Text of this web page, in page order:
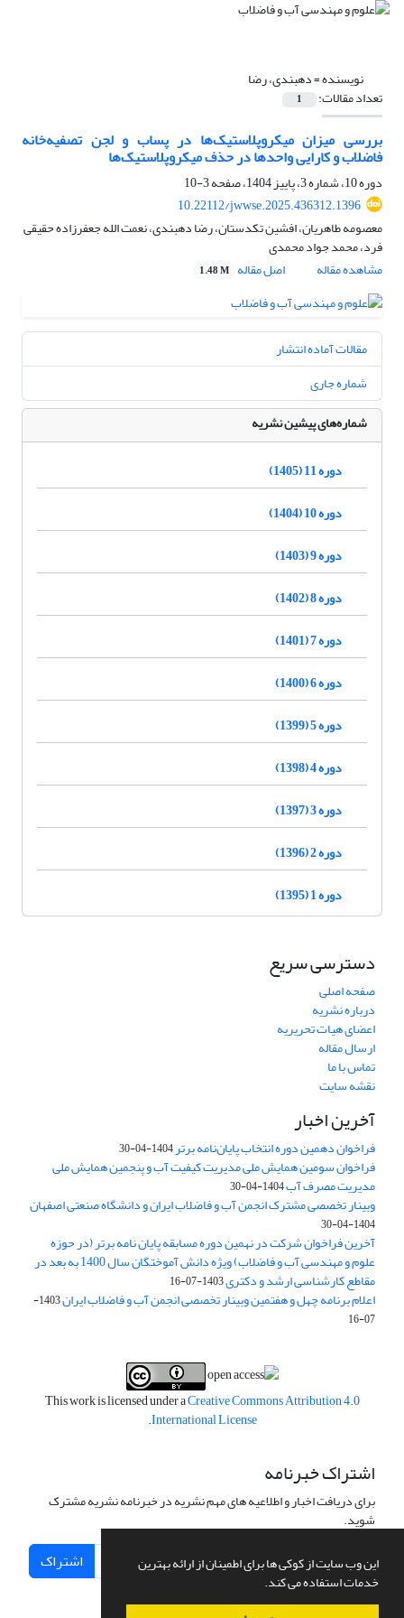
این وب سایت از کوکی ها برای اطمینان از ارائه بهترین
خدمات استفاده می کند.
نویسنده =دهبندی، رضا
تعداد مقالات: 1
بررسی میزان میکروپلاستیک‌ها در پساب و لجن تصفیه‌خانه
فاضلاب و کارایی واحدها در حذف میکروپلاستیک‌ها
دوره 10، شماره 3، پاییز 1404، صفحه
3-10
10.22112/jwwse.2025.436312.1396
معصومه طاهریان، افشین تکدستان، رضا دهبندی، نعمت الله جعفرزاده حقیقی
فرد، محمد جواد محمدی
مشاهده مقاله
اصل مقاله 1.48 M
مقالات آماده انتشار
شماره جاری
شماره‌های پیشین نشریه
دوره 11 (1405)
دوره 10 (1404)
دوره 9 (1403)
دوره 8 (1402)
دوره 7 (1401)
دوره 6 (1400)
دوره 5 (1399)
دوره 4 (1398)
دوره 3 (1397)
دوره 2 (1396)
دوره 1 (1395)
دسترسی سریع
صفحه اصلی
درباره نشریه
اعضای هیات تحریریه
ارسال مقاله
تماس با ما
نقشه سایت
آخرین اخبار
فراخوان دهمین دوره انتخاب پایان‌نامه برتر1404-04-30
فراخوان سومین همایش ملی مدیریت کیفیت آب و پنجمین همایش ملی
مدیریت مصرف آب1404-04-30
وبینار تخصصی مشترک انجمن آب و فاضلاب ایران و دانشگاه صنعتی اصفهان
1404-04-30
آخرین فراخوان شرکت در نهمین دوره مسابقه پایان نامه برتر (در حوزه
علوم و مهندسی آب و فاضلاب) ویژه دانش آموختگان سال 1400 به بعد در
مقاطع کارشناسی ارشد و دکتری1403-07-16
اعلام برنامه چهل و هفتمین وبینار تخصصی انجمن آب و فاضلاب ایران
1403-
07-16
This work is licensed under aCreative Commons Attribution 4.0
International License
.
اشتراک خبرنامه
برای دریافت اخبار و اطلاعیه های مهم نشریه در خبرنامه نشریه مشترک
شوید.
اشتراک